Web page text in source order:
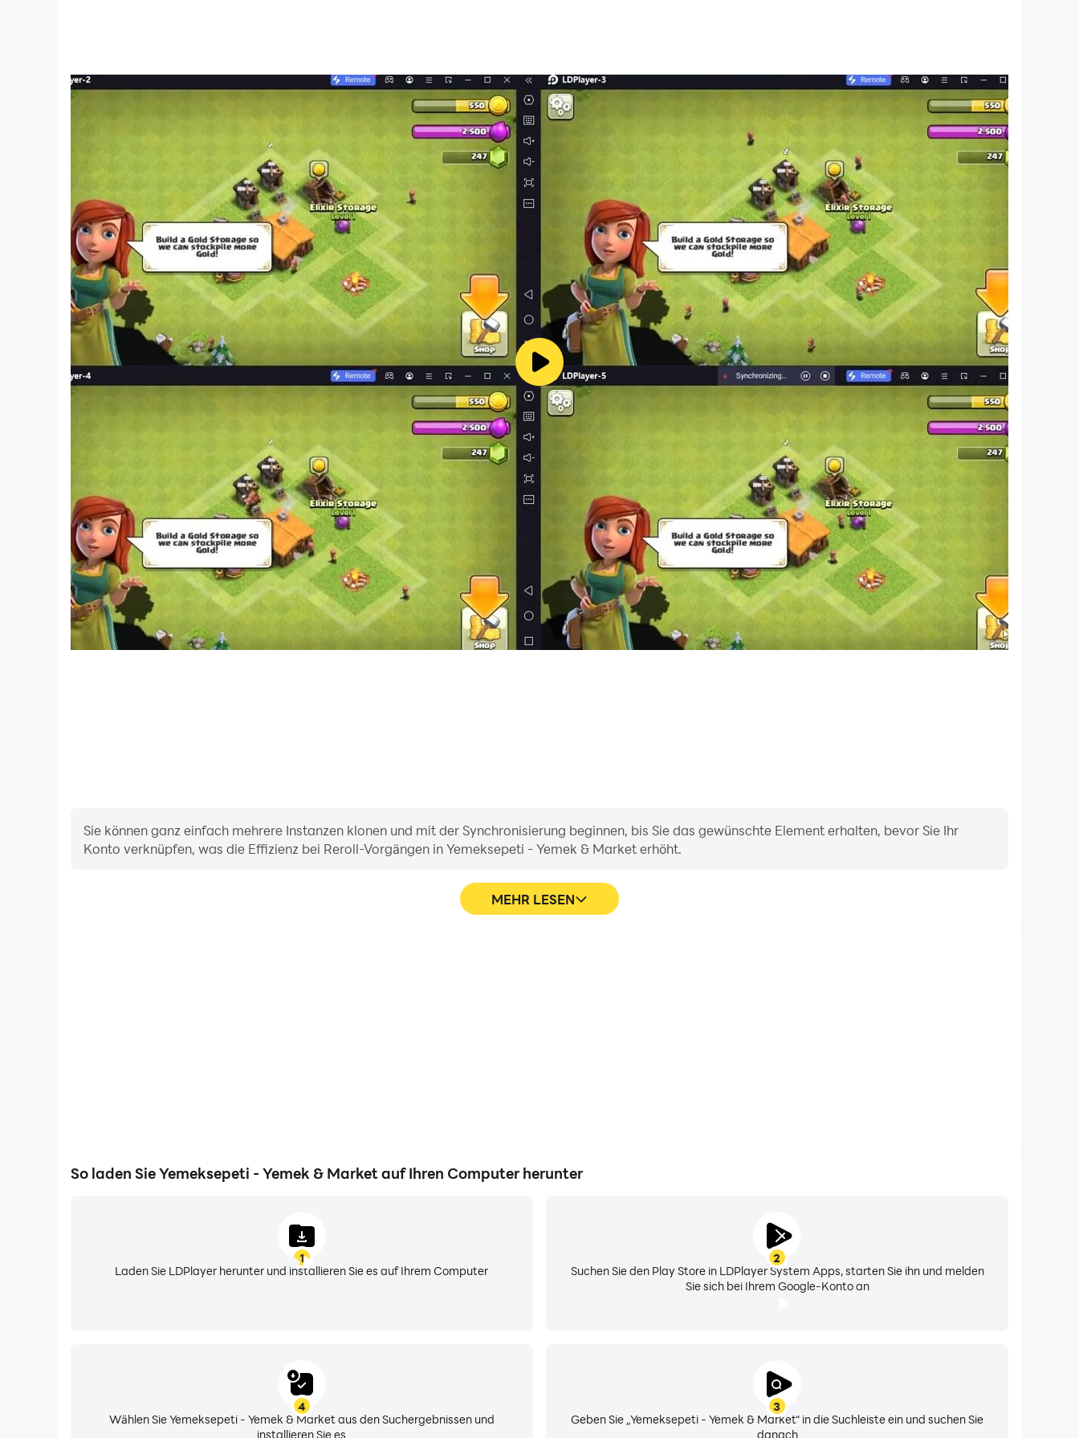
-Online ya da kapıda, dilediğiniz gibi ödeme seçeneği!
-Siparişinizle ilgili size her zaman destek olmaya hazır, 7/24 Canlı Yardım ekibi!
Tek yapmanız gereken ihtiyacınızı düşünmek ve çevrenizdeki seçeneklere Yemeksepeti ile göz atmak!
Bize Ulaşın
Facebook: https://www.facebook.com/Yemeksepeti
Twitter: https://twitter.com/yemeksepeti
Instagram: https://www.instagram.com/yemeksepeti
Youtube: https://www.youtube.com/user/yemeksepeti
Merak ettiğiniz konular için: info@yemeksepeti.com
Sie können ganz einfach mehrere Instanzen klonen und mit der Synchronisierung beginnen, bis Sie das gewünschte Element erhalten, bevor Sie Ihr
Konto verknüpfen, was die Effizienz bei Reroll-Vorgängen in Yemeksepeti - Yemek & Market erhöht.
MEHR LESEN
So laden Sie Yemeksepeti - Yemek & Market auf Ihren Computer herunter
1
Laden Sie LDPlayer herunter und installieren Sie es auf Ihrem Computer
2
Suchen Sie den Play Store in LDPlayer System Apps, starten Sie ihn und melden
Sie sich bei Ihrem Google-Konto an
3
Geben Sie „Yemeksepeti - Yemek & Market“ in die Suchleiste ein und suchen Sie
danach
4
Wählen Sie Yemeksepeti - Yemek & Market aus den Suchergebnissen und
installieren Sie es